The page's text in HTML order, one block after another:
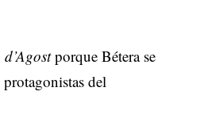
d’Agostporque Bétera se
del